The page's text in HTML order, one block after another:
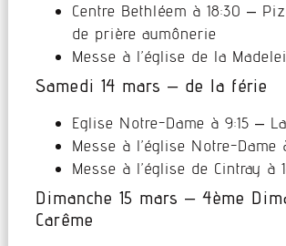
Centre Bethléem à 18:30 –
de prière aumônerie
Messe à l’église de la
Samedi 14 mars – de la férie
Eglise Notre-Dame à 9:15 –
Messe à l’église Notre-Dame
Messe à l’église de Cintray à
Dimanche 15 mars – 4ème
Carême